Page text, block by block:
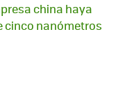
china haya
cinco nanómetros